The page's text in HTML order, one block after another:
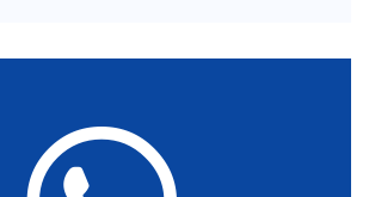
Contactez l'assistance